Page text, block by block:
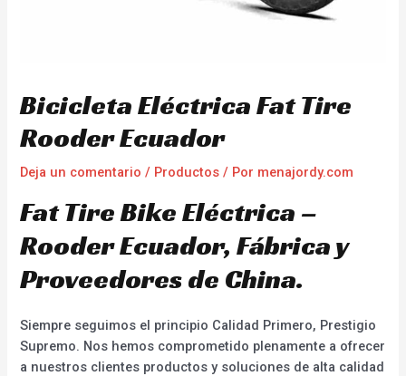
Bicicleta Eléctrica Fat Tire
Rooder Ecuador
Deja un comentario / Productos / Por menajordy.com
Fat Tire Bike Eléctrica –
Rooder Ecuador, Fábrica y
Proveedores de China.
Siempre seguimos el principio Calidad Primero, Prestigio
Supremo. Nos hemos comprometido plenamente a ofrecer
a nuestros clientes productos y soluciones de alta calidad